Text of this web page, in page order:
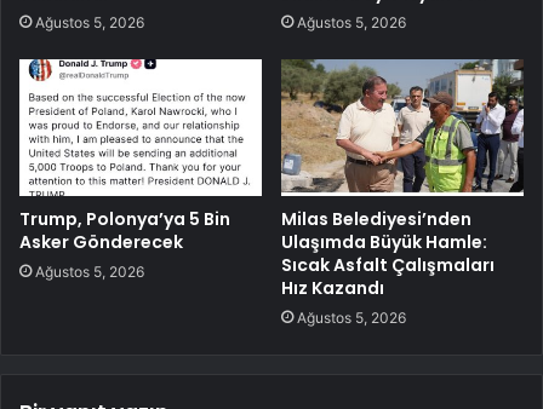
Ağustos 5, 2026 Ağustos 5, 2026
Trump, Polonya’ya 5 Bin
Asker Gönderecek
Ağustos 5, 2026
Milas Belediyesi’nden
Ulaşımda Büyük Hamle:
Sıcak Asfalt Çalışmaları
Hız Kazandı
Ağustos 5, 2026